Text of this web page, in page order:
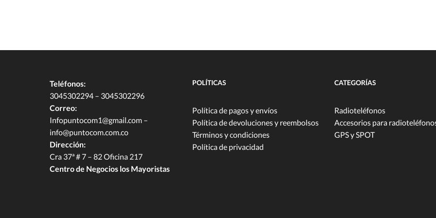
Teléfonos:
3045302294 – 3045302296
Correo:
Infopuntocom1@gmail.com –
info@puntocom.com.co
Dirección:
Cra 37ª # 7 – 82 Oficina 217
Centro de Negocios los Mayoristas
POLÍTICAS
Política de pagos y envíos
Política de devoluciones y reembolsos
Términos y condiciones
Política de privacidad
CATEGORÍAS
Radioteléfonos
Accesorios para
GPS y SPOT